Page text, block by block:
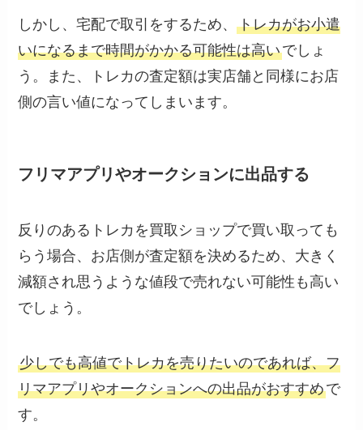
しかし、宅配で取引をするため、トレカがお小遣
いになるまで時間がかかる可能性は高いでしょ
う。また、トレカの査定額は実店舗と同様にお店
側の言い値になってしまいます。
フリマアプリやオークションに出品する
反りのあるトレカを買取ショップで買い取っても
らう場合、お店側が査定額を決めるため、大きく
減額され思うような値段で売れない可能性も高い
でしょう。
少しでも高値でトレカを売りたいのであれば、フ
リマアプリやオークションへの出品がおすすめで
す。